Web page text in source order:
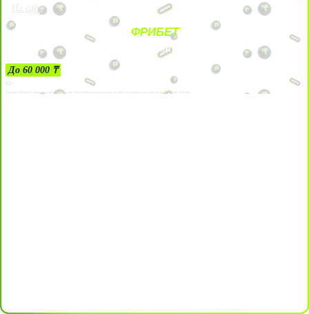
На сайт
ФРИБЕТ
ЗА ДЕПОЗИТЫ
До 60 000 ₸
21+
Лицензии №24514359, выданной комитетом индустрии туризма Министерства культуры и спорта Республики Казахстан срок до 27 сентября 2034 года.